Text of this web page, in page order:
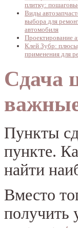
плитку:
Виды
выбора для
автомобиля
Проектирование
Клей Зубр:
применения для
Сдача
Пункты
пункте.
найти
Вместо
получить